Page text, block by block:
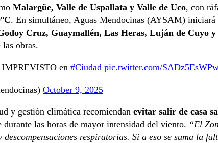
Malargüe, Valle de Uspallata y Valle de Uco, con
. En simultáneo, Aguas Mendocinas (AYSAM) iniciará
Cruz, Guaymallén, Las Heras, Luján de Cuyo
las obras.
IMPREVISTO en #Ciudad pic.twitter.com/
October 9, 2025
y gestión climática recomiendan evitar salir de casa
durante las horas de mayor intensidad del viento. “El
respiratorias. Si a eso se suma la